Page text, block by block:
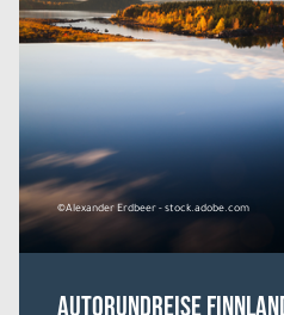
©Alexander Erdbeer - stock.adobe.com
Autorundreise